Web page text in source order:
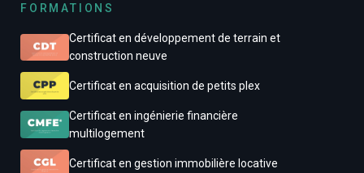
FORMATIONS
Certificat en développement de terrain et
construction neuve
Certificat en acquisition de petits plex
Certificat en ingénierie financière
multilogement
Certificat en gestion immobilière locative